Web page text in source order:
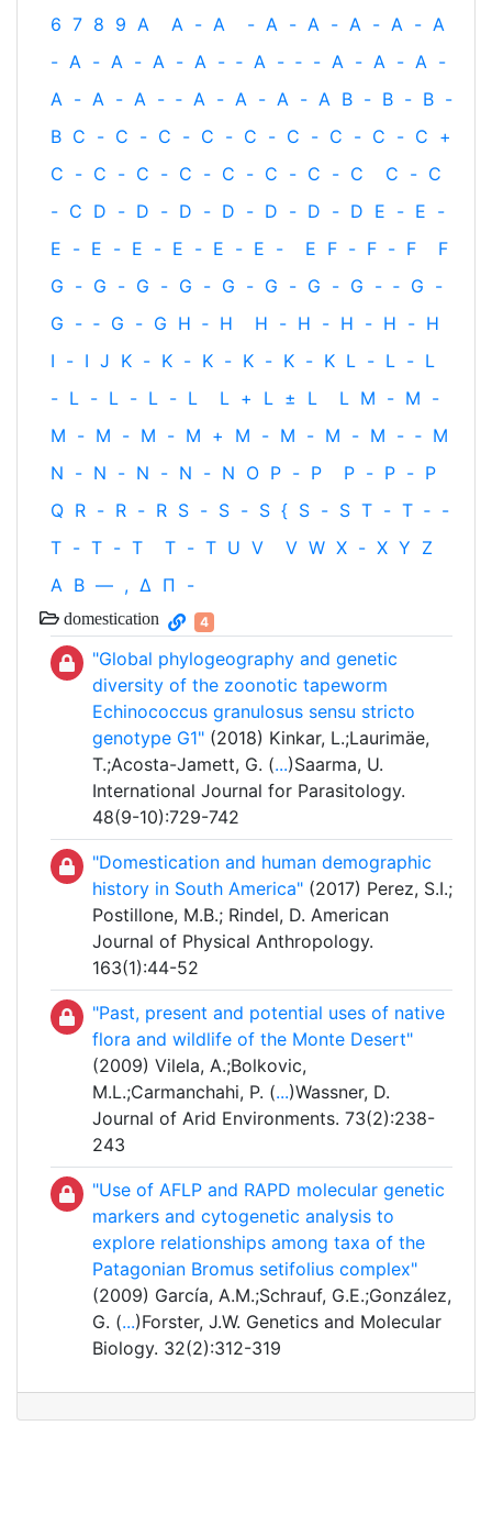
6 7 8 9 A A - A - A - A - A - A - A
- A - A - A - A - ‐ A - ‐ - A - A - A -
A - A - A - ‐ A - A - A - A B - B - B -
B C - C - C - C - C - C - C - C - C +
C - C - C - C - C - C - C - C C - C
- C D - D - D - D - D - D - D E - E -
E - E - E - E - E - E - E F - F - F
F
G - G - G - G - G - G - G - G - ‐ G -
G - ‐ G - G H ‐ H H - H - H - H - H
I - I J K - K - K - K - K - K L - L - L
- L - L - L - L L + L ± L L M - M -
M - M - M - M + M - M - M - M - ‐ M
N - N - N - N - N O P - P P - P - P
Q R - R - R S - S - S { S - S T - T ‐ -
T - T - T T - T U V V W X - X Y Z
Α Β — , Δ Π -
domestication 4
"Global phylogeography and genetic
diversity of the zoonotic tapeworm
Echinococcus granulosus sensu stricto
genotype G1" (2018) Kinkar, L.;Laurimäe,
T.;Acosta-Jamett, G. (...)Saarma, U.
International Journal for Parasitology.
48(9-10):729-742
"Domestication and human demographic
history in South America" (2017) Perez, S.I.;
Postillone, M.B.; Rindel, D. American
Journal of Physical Anthropology.
163(1):44-52
"Past, present and potential uses of native
flora and wildlife of the Monte Desert"
(2009) Vilela, A.;Bolkovic,
M.L.;Carmanchahi, P. (...)Wassner, D.
Journal of Arid Environments. 73(2):238-
243
"Use of AFLP and RAPD molecular genetic
markers and cytogenetic analysis to
explore relationships among taxa of the
Patagonian Bromus setifolius complex"
(2009) García, A.M.;Schrauf, G.E.;González,
G. (...)Forster, J.W. Genetics and Molecular
Biology. 32(2):312-319